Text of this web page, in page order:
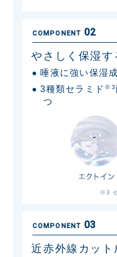
COMPONENT 02
やさしく保湿す
● 唾液に強い保湿
● 3種類セラミド ※3
つ
※3
COMPONENT 03
近赤外線カット